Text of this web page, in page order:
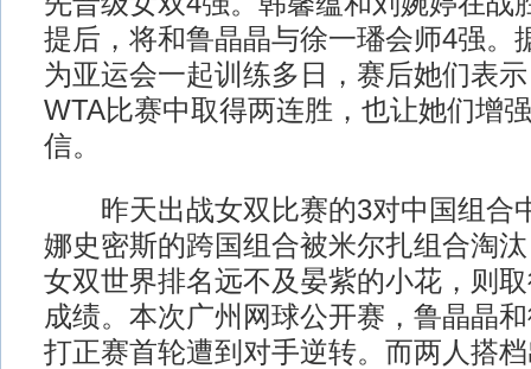
提后，将和鲁晶晶与徐一璠会师4强。
为亚运会一起训练多日，赛后她们表
WTA比赛中取得两连胜，也让她们增
信。
昨天出战女双比赛的3对中国组合
娜史密斯的跨国组合被米尔扎组合淘
女双世界排名远不及晏紫的小花，则
成绩。本次广州网球公开赛，鲁晶晶
打正赛首轮遭到对手逆转。而两人搭